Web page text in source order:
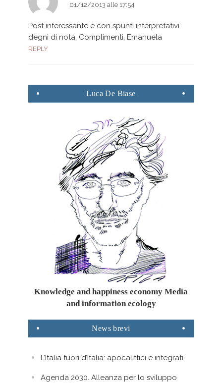
01/12/2013 alle 17:54
Post interessante e con spunti interpretativi
degni di nota. Complimenti, Emanuela
REPLY
Luca De Biase
Knowledge and happiness economy Media
and information ecology
News brevi
L’Italia fuori d’Italia: apocalittici e integrati
Agenda 2030. Alleanza per lo sviluppo